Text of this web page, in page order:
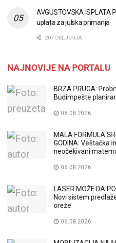
AVGUSTOVSKA ISPLATA
uplata za julska primanja
207 DELJENJA
NAJNOVIJE NA PORTALU
BRZA PRUGA:
Budimpešte
06.08.2026
MALA FORMULA
GODINA: Veštačka
neočekivani
06.08.2026
LASER MOŽE DA
Novi sistem
oreže
06.08.2026